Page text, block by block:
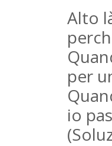
Alto
per
io